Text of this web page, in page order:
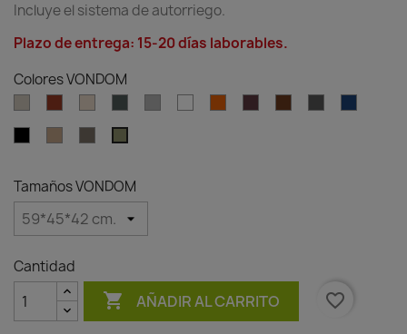
Incluye el sistema de autorriego.
Plazo de entrega: 15-20 días laborables.
Colores VONDOM
Tamaños VONDOM
Cantidad
 AÑADIR AL CARRITO favorite_border